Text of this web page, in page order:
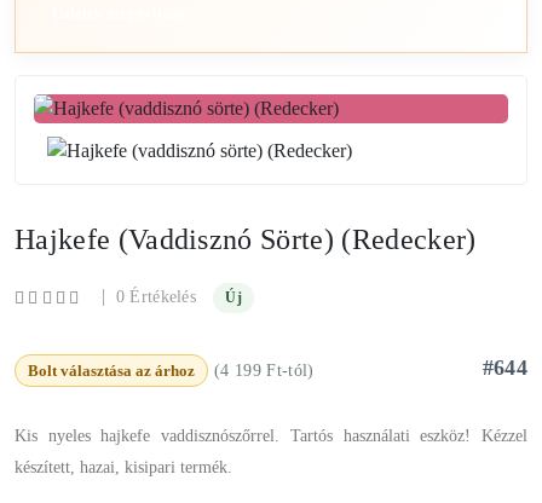
Hajkefe (vaddisznó Sörte) (Redecker)
| 0 Értékelés Új
Bolt választása az árhoz (4 199 Ft-tól) #644
Kis nyeles hajkefe vaddisznószőrrel. Tartós használati eszköz! Kézzel
készített, hazai, kisipari termék.